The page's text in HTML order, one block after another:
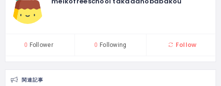
0 Follower 0 Following Follow
関連記事